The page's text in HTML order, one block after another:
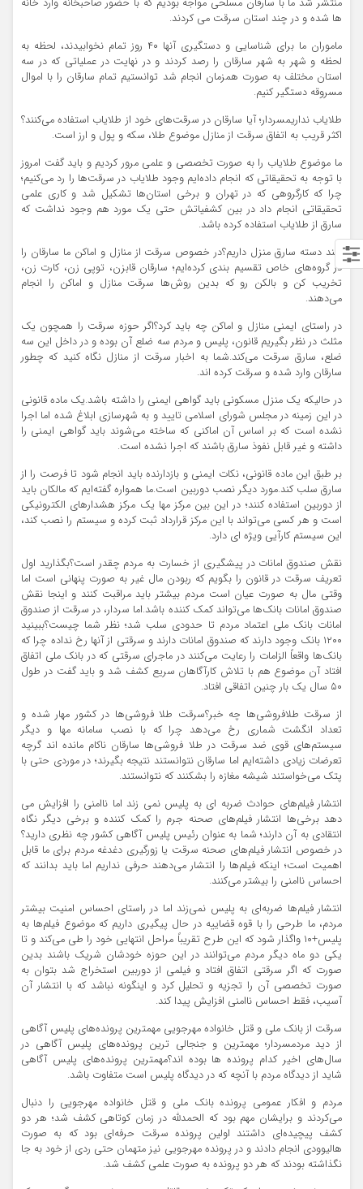
ها شده و در چند استان سرقت می کردند.
ماموران ما برای شناسایی و دستگیری آنها ۴۰ روز تمام نخوابیدند، لحظه به
لحظه و شهر به شهر سارقان را رصد کردند و در نهایت در عملیاتی که در سه
استان مختلف به صورت همزمان انجام شد توانستیم تمام سارقان را با اموال
مسروقه دستگیر کنیم.
طلایاب نداریمسردار؛ آیا سارقان در سرقت‌های خود از طلایاب استفاده می‌کنند؟
اکثر قریب به اتفاق سرقت از منازل موضوع طلا، سکه و پول و ارز است.
ما موضوع طلایاب را به صورت تخصصی و علمی مرور کردیم و باید گفت امروز
با توجه به تحقیقاتی که انجام داده‌ایم وجود طلایاب در سرقت‌ها را رد می‌کنیم؛
چرا که کارگروهی که در تهران و برخی استان‌ها تشکیل شد و کاری علمی
تحقیقاتی انجام داد در بین کشفیاتش حتی یک مورد هم وجود نداشت که
سارق از طلایاب استفاده کرده باشد.
چند دسته سارق منزل داریم؟در خصوص سرقت از منازل و اماکن ما سارقان را
در گروه‌های خاص تقسیم بندی کرده‌ایم؛ سارقان قابزن، توپی زن، کارت زن،
تخریب کن و بالکن رو که بدین روش‌ها سرقت منازل و اماکن را انجام
می‌دهند.
در راستای ایمنی منازل و اماکن چه باید کرد؟اگر حوزه سرقت را همچون یک
مثلث در نظر بگیریم قانون، پلیس و مردم سه ضلع آن بوده و در داخل این سه
ضلع، سارق سرقت می‌کند.شما به اخبار سرقت از منازل نگاه کنید که چطور
سارقان وارد شده و سرقت کرده اند.
در حالیکه یک منزل مسکونی باید گواهی ایمنی را داشته باشد.یک ماده قانونی
در این زمینه در مجلس شورای اسلامی تایید و به شهرسازی ابلاغ شده اما اجرا
نشده است که بر اساس آن اماکنی که ساخته می‌شوند باید گواهی ایمنی را
داشته و غیر قابل نفوذ سارق باشند که اجرا نشده است.
بر طبق این ماده قانونی، نکات ایمنی و بازدارنده باید انجام شود تا فرصت را از
سارق سلب کند.مورد دیگر نصب دوربین است.ما همواره گفته‌ایم که مالکان باید
از دوربین استفاده کنند؛ در این بین مرکز مها یک مرکز هشدارهای الکترونیکی
است و هر کسی می‌تواند با این مرکز قرارداد ثبت کرده و سیستم را نصب کند،
این سیستم کارآیی ویژه ای دارد.
نقش صندوق امانات در پیشگیری از خسارت به مردم چقدر است؟بگذارید اول
تعریف سرقت در قانون را بگویم که ربودن مال غیر به صورت پنهانی است اما
وقتی مال به صورت عیان است مردم بیشتر باید مراقبت کنند و اینجا نقش
صندوق امانات بانک‌ها می‌تواند کمک کننده باشد.اما سردار، در سرقت از صندوق
امانات بانک ملی اعتماد مردم تا حدودی سلب شد؛ نظر شما چیست؟ببینید
۱۲۰۰ بانک وجود دارند که صندوق امانات دارند و سرقتی از آنها رخ نداده چرا که
بانک‌ها واقعاً الزامات را رعایت می‌کنند در ماجرای سرقتی که در بانک ملی اتفاق
افتاد آن موضوع هم با تلاش کارآگاهان سریع کشف شد و باید گفت در طول
۵۰ سال یک بار چنین اتفاقی افتاد.
از سرقت طلافروشی‌ها چه خبر؟سرقت طلا فروشی‌ها در کشور مهار شده و
تعداد انگشت شماری رخ می‌دهد چرا که با نصب سامانه مها و دیگر
سیستم‌های قوی ضد سرقت در طلا فروشی‌ها سارقان ناکام مانده اند گرچه
تعرضات زیادی داشته‌ایم اما سارقان نتوانستند نتیجه بگیرند؛ در موردی حتی با
پتک می‌خواستند شیشه مغازه را بشکنند که نتوانستند.
انتشار فیلم‌های حوادث ضربه ای به پلیس نمی زند اما ناامنی را افزایش می
دهد برخی‌ها انتشار فیلم‌های صحنه جرم را کمک کننده و برخی دیگر نگاه
انتقادی به آن دارند؛ شما به عنوان رئیس پلیس آگاهی کشور چه نظری دارید؟
در خصوص انتشار فیلم‌های صحنه سرقت یا زورگیری دغدغه مردم برای ما قابل
اهمیت است؛ اینکه فیلم‌ها را انتشار می‌دهند حرفی نداریم اما باید بدانند که
احساس ناامنی را بیشتر می‌کنند.
انتشار فیلم‌ها ضربه‌ای به پلیس نمی‌زند اما در راستای احساس امنیت بیشتر
مردم، ما طرحی را با قوه قضاییه در حال پیگیری داریم که موضوع فیلم‌ها به
پلیس+۱۰ واگذار شود که این طرح تقریباً مراحل انتهایی خود را طی می‌کند و تا
یکی دو ماه دیگر مردم می‌توانند در این حوزه خودشان شریک باشند بدین
صورت که اگر سرقتی اتفاق افتاد و فیلمی از دوربین استخراج شد بتوان به
صورت تخصصی آن را تجزیه و تحلیل کرد و اینگونه نباشد که با انتشار آن
آسیب، فقط احساس ناامنی افزایش پیدا کند.
سرقت از بانک ملی و قتل خانواده مهرجویی مهمترین پرونده‌های پلیس آگاهی
از دید مردمسردار؛ مهمترین و جنجالی ترین پرونده‌های پلیس آگاهی در
سال‌های اخیر کدام پرونده ها بوده اند؟مهمترین پرونده‌های پلیس آگاهی
شاید از دیدگاه مردم با آنچه که در دیدگاه پلیس است متفاوت باشد.
مردم و افکار عمومی پرونده بانک ملی و قتل خانواده مهرجویی را دنبال
می‌کردند و برایشان مهم بود که الحمدلله در زمان کوتاهی کشف شد؛ هر دو
کشف پیچیده‌ای داشتند اولین پرونده سرقت‌ حرفه‌ای بود که به صورت
هالیوودی انجام دادند و در پرونده مهرجویی نیز متهمان حتی ردی از خود به جا
نگذاشته بودند که هر دو پرونده به صورت علمی کشف شد.